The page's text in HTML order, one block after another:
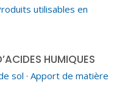
utilisables en
HUMIQUES
sol · Apport de matière